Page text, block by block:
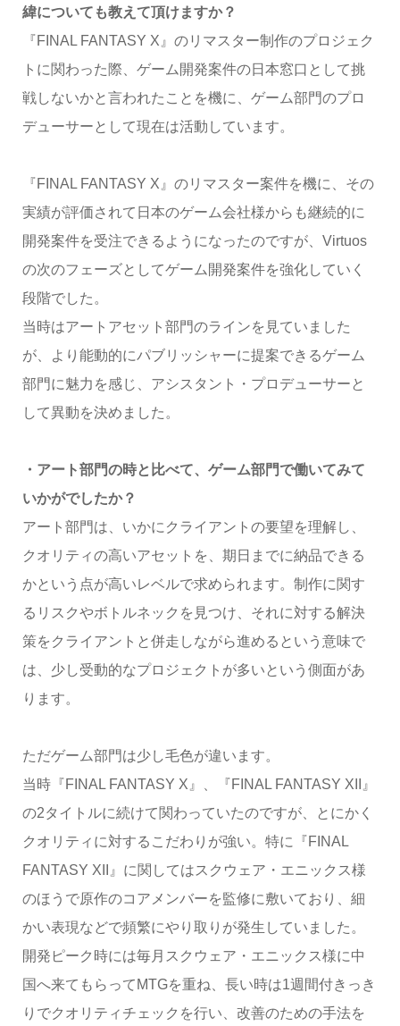
緯についても教えて頂けますか？
『FINAL FANTASY X』のリマスター制作のプロジェク
トに関わった際、ゲーム開発案件の日本窓口として挑
戦しないかと言われたことを機に、ゲーム部門のプロ
デューサーとして現在は活動しています。
『FINAL FANTASY X』のリマスター案件を機に、その
実績が評価されて日本のゲーム会社様からも継続的に
開発案件を受注できるようになったのですが、Virtuos
の次のフェーズとしてゲーム開発案件を強化していく
段階でした。
当時はアートアセット部門のラインを見ていました
が、より能動的にパブリッシャーに提案できるゲーム
部門に魅力を感じ、アシスタント・プロデューサーと
して異動を決めました。
・アート部門の時と比べて、ゲーム部門で働いてみて
いかがでしたか？
アート部門は、いかにクライアントの要望を理解し、
クオリティの高いアセットを、期日までに納品できる
かという点が高いレベルで求められます。制作に関す
るリスクやボトルネックを見つけ、それに対する解決
策をクライアントと併走しながら進めるという意味で
は、少し受動的なプロジェクトが多いという側面があ
ります。
ただゲーム部門は少し毛色が違います。
当時『FINAL FANTASY X』、『FINAL FANTASY XII』
の2タイトルに続けて関わっていたのですが、とにかく
クオリティに対するこだわりが強い。特に『FINAL
FANTASY XII』に関してはスクウェア・エニックス様
のほうで原作のコアメンバーを監修に敷いており、細
かい表現などで頻繁にやり取りが発生していました。
開発ピーク時には毎月スクウェア・エニックス様に中
国へ来てもらってMTGを重ね、長い時は1週間付きっき
りでクオリティチェックを行い、改善のための手法を